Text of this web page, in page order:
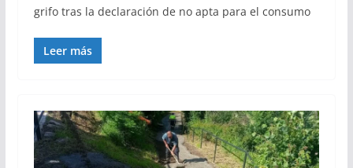
grifo tras la declaración de no apta para el consumo
Leer más